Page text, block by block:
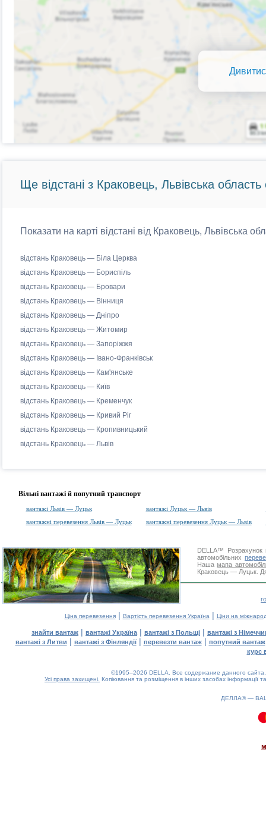
Ще відстані з Краковець, Львівська область
Показати на карті відстані від Краковець, Львівська
відстань Краковець — Біла Церква
відстань Краковець — Бориспіль
відстань Краковець — Бровари
відстань Краковець — Вінниця
відстань Краковець — Дніпро
відстань Краковець — Житомир
відстань Краковець — Запоріжжя
відстань Краковець — Івано-Франківськ
відстань Краковець — Кам'янське
відстань Краковець — Київ
відстань Краковець — Кременчук
відстань Краковець — Кривий Ріг
відстань Краковець — Кропивницький
відстань Краковець — Львів
Вільні вантажі й попутний транспорт
вантажі Львів — Луцьк вантажі Луцьк — Львів
вантажні перевезення Львів — Луцьк
вантажні перевезення Луцьк — Львів
DELLA™
Розрахунок
автомобільних
Нашамапа
Краковець — Луцьк.
Ціна перевезення| Вартість перевезення Україна | Ціни на
знайти вантаж | вантажі Україна | вантажі з Польщі | вантажі з
вантажі з Литви | вантажі з Фінляндії| перевезти вантаж| попутний вантаж
курс
©1995–2026 DELLA. Все содержание данного
Усі права захищені. Копіювання та розміщення в інших засобах інформації
ДЕЛЛА® —